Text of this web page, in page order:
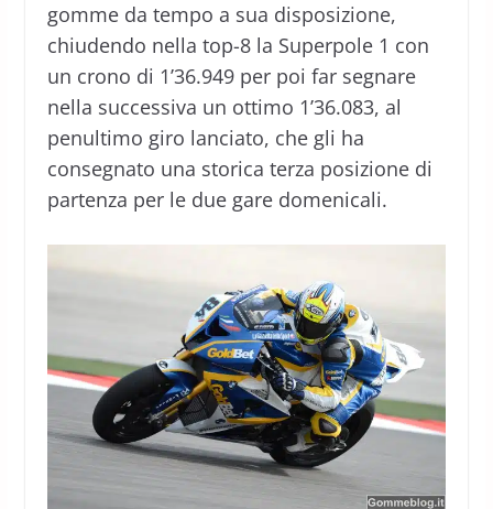
gomme da tempo a sua disposizione,
chiudendo nella top-8 la Superpole 1 con
un crono di 1’36.949 per poi far segnare
nella successiva un ottimo 1’36.083, al
penultimo giro lanciato, che gli ha
consegnato una storica terza posizione di
partenza per le due gare domenicali.